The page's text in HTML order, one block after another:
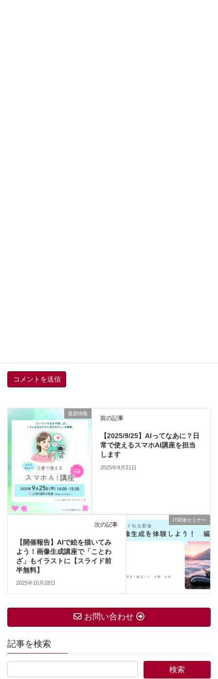
最新情報
前の記事
【2025/9/25】AIってなあに？日
常で使えるスマホAI講座を担当
します
2025年8月21日
IT関連セミナー
次の記事
【開催報告】AIで絵を描いてみ
よう！画像生成講座で「ことわ
ざ」もイラストに【スライド前
半無料】
2025年10月28日
お問い合わせ
記事を検索